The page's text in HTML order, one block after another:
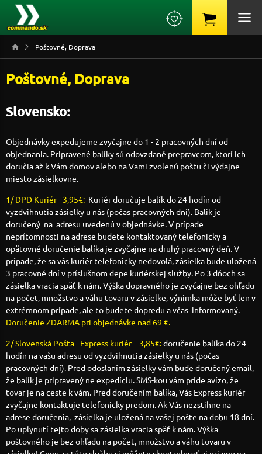
Poštovné, Doprava
Poštovné, Doprava
Slovensko:
Objednávky expedujeme zvyčajne do 1 - 2 pracovných dní od
objednania. Pripravené balíky sú odovzdané prepravcom, ktorí ich
doručia až k Vám domov alebo na Vami zvolenú poštu či výdajne
miesto zásielkovne.
1/ DPD Kuriér - 3,95€: Kuriér doručuje balík do 24 hodín od
vyzdvihnutia zásielky u nás (počas pracovných dní). Balik je
doručený na adresu uvedenú v objednávke. V prípade
neprítomnosti na adrese budete kontaktovaný telefonicky a
opätovné doručenie balíka je zvyčajne na druhý pracovný deň. V
prípade, že sa vás kuriér telefonicky nedovolá, zásielka bude uložená
3 pracovné dní v príslušnom depe kuriérskej služby. Po 3 dňoch sa
zásielka vracia späť k nám. Výška dopravného je zvyčajne bez ohľadu
na počet, množstvo a váhu tovaru v zásielke, výnimka môže byť len v
extrémnom prípade, ale to budete dopredu a včas informovaný.
Doručenie ZDARMA pri objednávke nad 69 €.
2/ Slovenská Pošta - Express kuriér - 3,85€:doručenie balíka do 24
hodín na vašu adresu od vyzdvihnutia zásielky u nás (počas
pracovných dní). Pred odoslaním zásielky vám bude doručený email,
že balík je pripravený ne expedíciu. SMS-kou vám príde avízo, že
tovar je na ceste k vám. Pred doručením balíka, Vás Express kuriér
zvyčajne kontaktuje telefonicky predom. Ak Vás nezstihne na
adrese doručenia, zásielka je uložená na vašej pošte na dobu 18 dní.
Po uplynutí tejto doby sa zásielka vracia späť k nám. Výška
poštovného je bez ohľadu na počet, množstvo a váhu tovaru v